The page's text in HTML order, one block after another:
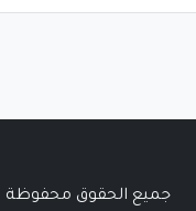
جميع الحقوق محفوظة